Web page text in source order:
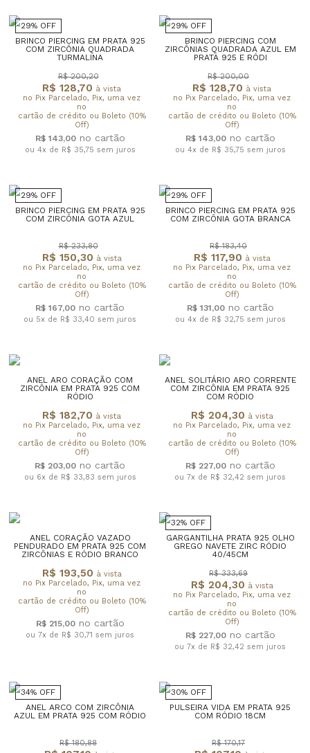
29% OFF
BRINCO PIERCING EM PRATA 925
COM ZIRCÔNIA QUADRADA
TURMALINA
R$ 128,70 à vista
no Pix Parcelado, Pix, uma vez
no
cartão de crédito ou Boleto (10%
Off)
R$ 200,20
R$ 143,00
ou 4x de R$ 35,75 sem juros
29% OFF
BRINCO PIERCING COM
ZIRCÔNIAS QUADRADA AZUL EM
PRATA 925 E RÓDI
R$ 128,70 à vista
no Pix Parcelado, Pix, uma vez
no
cartão de crédito ou Boleto (10%
Off)
R$ 200,00
R$ 143,00
ou 4x de R$ 35,75 sem juros
29% OFF
BRINCO PIERCING EM PRATA 925
COM ZIRCÔNIA GOTA AZUL
R$ 150,30 à vista
no Pix Parcelado, Pix, uma vez
no
cartão de crédito ou Boleto (10%
Off)
R$ 233,80
R$ 167,00
ou 5x de R$ 33,40 sem juros
29% OFF
BRINCO PIERCING EM PRATA 925
COM ZIRCÔNIA GOTA BRANCA
R$ 117,90 à vista
no Pix Parcelado, Pix, uma vez
no
cartão de crédito ou Boleto (10%
Off)
R$ 183,40
R$ 131,00
ou 4x de R$ 32,75 sem juros
ANEL ARO CORAÇÃO COM
ZIRCÔNIA EM PRATA 925 COM
RÓDIO
R$ 182,70 à vista
no Pix Parcelado, Pix, uma vez
no
cartão de crédito ou Boleto (10%
Off)
R$ 203,00
ou 6x de R$ 33,83 sem juros
ANEL SOLITÁRIO ARO CORRENTE
COM ZIRCÔNIA EM PRATA 925
COM RÓDIO
R$ 204,30 à vista
no Pix Parcelado, Pix, uma vez
no
cartão de crédito ou Boleto (10%
Off)
R$ 227,00
ou 7x de R$ 32,42 sem juros
ANEL CORAÇÃO VAZADO
PENDURADO EM PRATA 925 COM
ZIRCÔNIAS E RÓDIO BRANCO
R$ 193,50 à vista
no Pix Parcelado, Pix, uma vez
no
cartão de crédito ou Boleto (10%
Off)
R$ 215,00
ou 7x de R$ 30,71 sem juros
32% OFF
GARGANTILHA PRATA 925 OLHO
GREGO NAVETE ZIRC RÓDIO
40/45CM
R$ 204,30 à vista
no Pix Parcelado, Pix, uma vez
no
cartão de crédito ou Boleto (10%
Off)
R$ 333,69
R$ 227,00
ou 7x de R$ 32,42 sem juros
34% OFF
ANEL ARCO COM ZIRCÔNIA
AZUL EM PRATA 925 COM RÓDIO
R$ 180,88
30% OFF
PULSEIRA VIDA EM PRATA 925
COM RÓDIO 18CM
R$ 170,17